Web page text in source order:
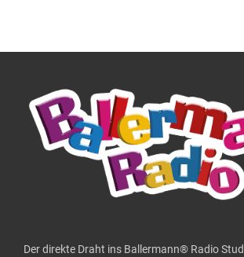
Der direkte Draht ins Ballermann® Radio